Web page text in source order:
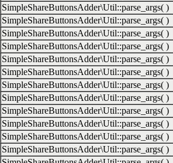
SimpleShareButtonsAdder\Util::parse_args( )
SimpleShareButtonsAdder\Util::parse_args( )
SimpleShareButtonsAdder\Util::parse_args( )
SimpleShareButtonsAdder\Util::parse_args( )
SimpleShareButtonsAdder\Util::parse_args( )
SimpleShareButtonsAdder\Util::parse_args( )
SimpleShareButtonsAdder\Util::parse_args( )
SimpleShareButtonsAdder\Util::parse_args( )
SimpleShareButtonsAdder\Util::parse_args( )
SimpleShareButtonsAdder\Util::parse_args( )
SimpleShareButtonsAdder\Util::parse_args( )
SimpleShareButtonsAdder\Util::parse_args( )